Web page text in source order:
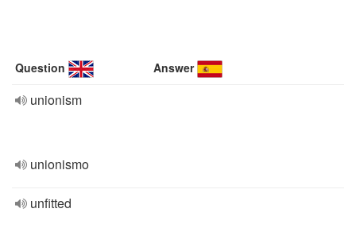
Question Answer
unionism
unionismo
unfitted